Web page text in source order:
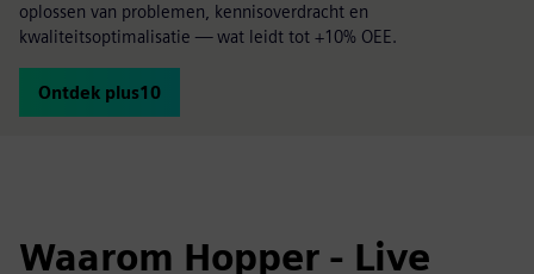
oplossen van problemen, kennisoverdracht en
kwaliteitsoptimalisatie — wat leidt tot +10% OEE.
Ontdek plus10
Waarom Hopper - Live